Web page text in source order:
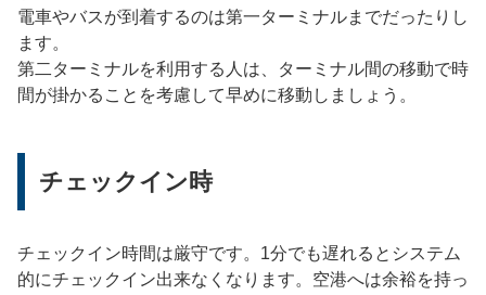
電車やバスが到着するのは第一ターミナルまでだったりし
ます。
第二ターミナルを利用する人は、ターミナル間の移動で時
間が掛かることを考慮して早めに移動しましょう。
チェックイン時
チェックイン時間は厳守です。1分でも遅れるとシステム
的にチェックイン出来なくなります。空港へは余裕を持っ